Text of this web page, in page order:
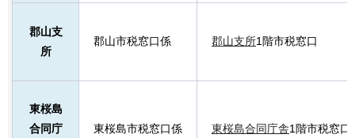
郡山支
所
郡山市税窓口係 郡山支所1階市税窓口
東桜島
合同庁
東桜島市税窓口係 東桜島合同庁舎1階市税窓口